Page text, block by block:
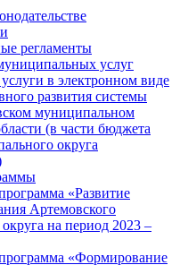
регламенты
услуг
в электронном виде
развития системы
муниципальном
(в части бюджета
округа
«Развитие
Артемовского
на период 2023 –
«Формирование